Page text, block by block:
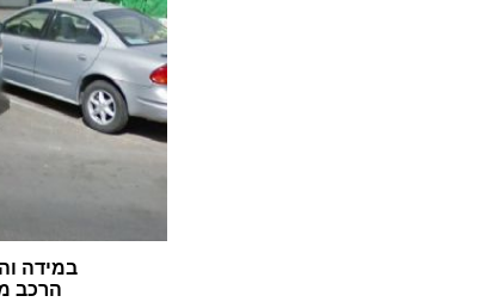
במידה
הרכב